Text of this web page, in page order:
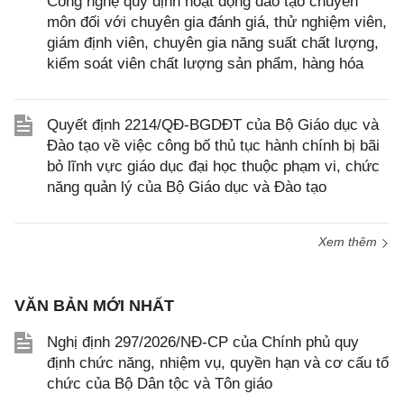
môn đối với chuyên gia đánh giá, thử nghiệm viên,
giám định viên, chuyên gia năng suất chất lượng,
kiểm soát viên chất lượng sản phẩm, hàng hóa
Quyết định 2214/QĐ-BGDĐT của Bộ Giáo dục và
Đào tạo về việc công bố thủ tục hành chính bị bãi
bỏ lĩnh vực giáo dục đại học thuộc phạm vi, chức
năng quản lý của Bộ Giáo dục và Đào tạo
Xem thêm
VĂN BẢN MỚI NHẤT
Nghị định 297/2026/NĐ-CP của Chính phủ quy
định chức năng, nhiệm vụ, quyền hạn và cơ cấu tổ
chức của Bộ Dân tộc và Tôn giáo